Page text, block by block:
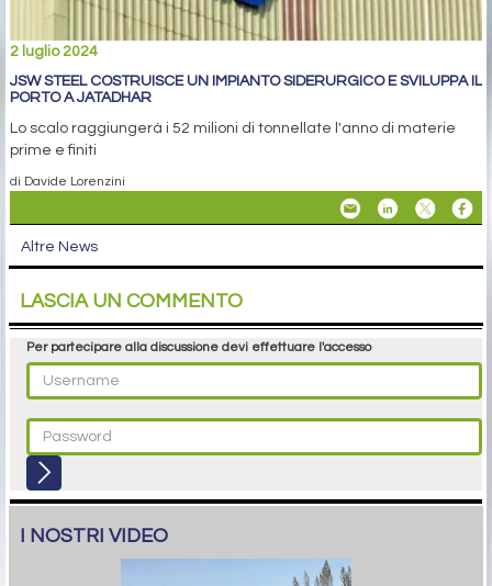
2 luglio 2024
JSW STEEL COSTRUISCE UN IMPIANTO SIDERURGICO E SVILUPPA IL
PORTO A JATADHAR
Lo scalo raggiungerà i 52 milioni di tonnellate l'anno di materie
prime e finiti
di Davide Lorenzini
Altre News
LASCIA UN COMMENTO
Per partecipare alla discussione devi effettuare l'accesso
I NOSTRI VIDEO